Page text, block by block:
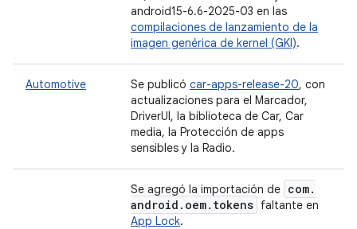
android15-6.6-2025-03 en las
compilaciones de lanzamiento de la
imagen genérica de kernel (GKI).
Automotive Se publicó car-apps-release-20, con
actualizaciones para el Marcador,
DriverUI, la biblioteca de Car, Car
media, la Protección de apps
sensibles y la Radio.
Se agregó la importación de com.
android . oem. tokens faltante en
App Lock.